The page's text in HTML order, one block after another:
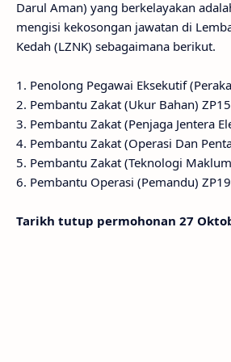
Darul Aman) yang berkelayakan
mengisi kekosongan jawatan di
Kedah (LZNK) sebagaimana berikut.
1. Penolong Pegawai Eksekutif
2. Pembantu Zakat (Ukur Bahan) ZP15
3. Pembantu Zakat (Penjaga Jentera
4. Pembantu Zakat (Operasi Dan
5. Pembantu Zakat (Teknologi
6. Pembantu Operasi (Pemandu) ZP19
Tarikh tutup permohonan 27